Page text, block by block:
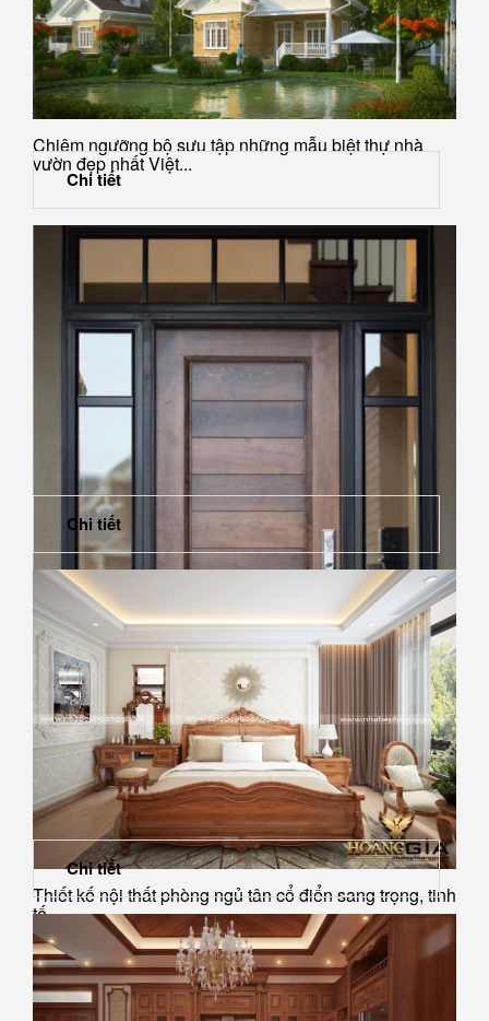
Chiêm ngưỡng bộ sưu tập những mẫu biệt thự nhà
vườn đẹp nhất Việt...
Chi tiết
Bộ sưu tập mẫu cửa chính bằng gỗ đẹp 2022 thu hút
nhất
Chi tiết
Thiết kế nội thất phòng ngủ tân cổ điển sang trọng, tinh
tế
Chi tiết